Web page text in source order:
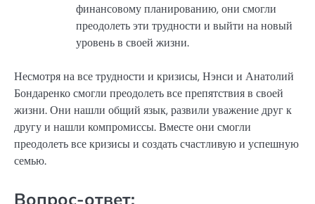
финансовому планированию, они смогли
преодолеть эти трудности и выйти на новый
уровень в своей жизни.
Несмотря на все трудности и кризисы, Нэнси и Анатолий
Бондаренко смогли преодолеть все препятствия в своей
жизни. Они нашли общий язык, развили уважение друг к
другу и нашли компромиссы. Вместе они смогли
преодолеть все кризисы и создать счастливую и успешную
семью.
Вопрос-ответ: